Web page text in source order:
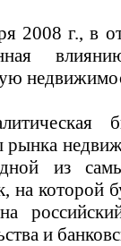
2008 г., в
рынка
из
на которoй
и